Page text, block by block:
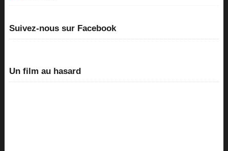
Suivez-nous sur Facebook
Un film au hasard